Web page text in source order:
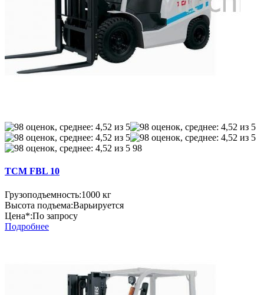
98
TCM FBL 10
Грузоподъемность:1000 кг
Высота подъема:Варьируется
Цена*:По запросу
Подробнее